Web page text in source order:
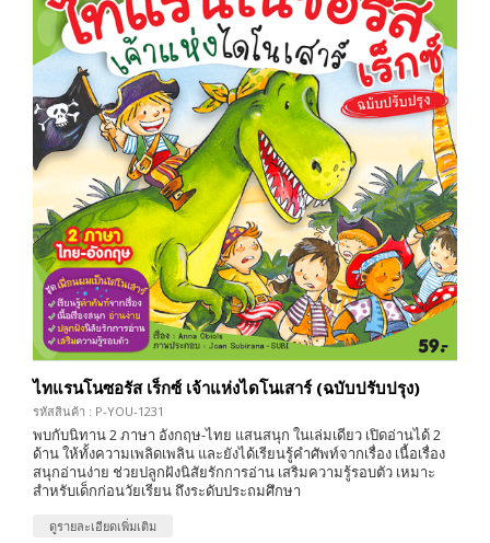
ไทแรนโนซอรัส เร็กซ์ เจ้าแห่งไดโนเสาร์ (ฉบับปรับปรุง)
รหัสสินค้า : P-YOU-1231
พบกับนิทาน 2 ภาษา อังกฤษ-ไทย แสนสนุก ในเล่มเดียว เปิดอ่านได้ 2
ด้าน ให้ทั้งความเพลิดเพลิน และยังได้เรียนรู้คำศัพท์จากเรื่อง เนื้อเรื่อง
สนุกอ่านง่าย ช่วยปลูกฝังนิสัยรักการอ่าน เสริมความรู้รอบตัว เหมาะ
สำหรับเด็กก่อนวัยเรียน ถึงระดับประถมศึกษา
ดูรายละเอียดเพิ่มเติม